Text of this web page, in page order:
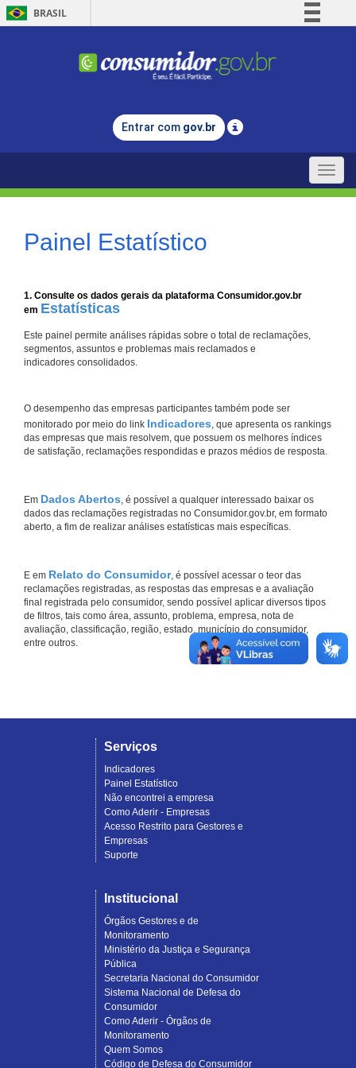
BRASIL
Comunica BR
Legislação
Entrar com gov.br
Toggle
Painel Estatístico
1. Consulte os dados gerais da plataforma Consumidor.gov.br
em Estatísticas
Este painel permite análises rápidas sobre o total de reclamações,
segmentos, assuntos e problemas mais reclamados e
indicadores consolidados.
O desempenho das empresas participantes também pode ser
monitorado por meio do link Indicadores, que apresenta os rankings
das empresas que mais resolvem, que possuem os melhores índices
de satisfação, reclamações respondidas e prazos médios de resposta.
Em Dados Abertos, é possível a qualquer interessado baixar os
dados das reclamações registradas no Consumidor.gov.br, em formato
aberto, a fim de realizar análises estatísticas mais específicas.
E em Relato do Consumidor, é possível acessar o teor das
reclamações registradas, as respostas das empresas e a avaliação
final registrada pelo consumidor, sendo possível aplicar diversos tipos
de filtros, tais como área, assunto, problema, empresa, nota de
avaliação, classificação, região, estado, município do consumidor,
entre outros.
Serviços
Indicadores
Painel Estatístico
Não encontrei a empresa
Como Aderir - Empresas
Acesso Restrito para Gestores e
Empresas
Suporte
Institucional
Órgãos Gestores e de
Monitoramento
Ministério da Justiça e Segurança
Pública
Secretaria Nacional do Consumidor
Sistema Nacional de Defesa do
Consumidor
Como Aderir - Órgãos de
Monitoramento
Quem Somos
Código de Defesa do Consumidor